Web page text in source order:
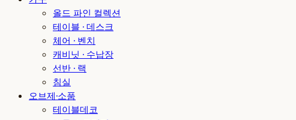
올드 파인 컬렉션
테이블 · 데스크
체어 · 벤치
캐비닛 · 수납장
선반 · 랙
침실
오브제·소품
테이블데코